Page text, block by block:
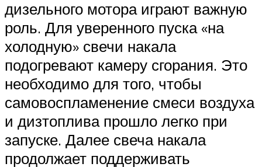
дизельного мотора играют важную
роль. Для уверенного пуска «на
холодную» свечи накала
подогревают камеру сгорания. Это
необходимо для того, чтобы
самовоспламенение смеси воздуха
и дизтоплива прошло легко при
запуске. Далее свеча накала
продолжает поддерживать